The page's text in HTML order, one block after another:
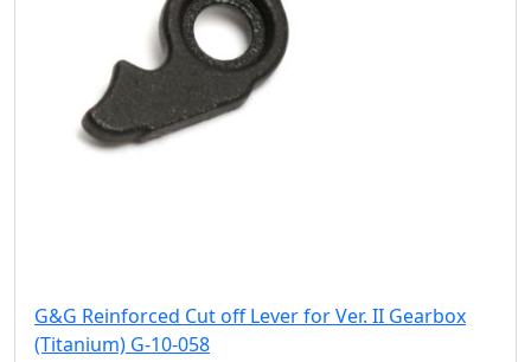
G&G Reinforced Cut off Lever for Ver. II Gearbox
(Titanium) G-10-058